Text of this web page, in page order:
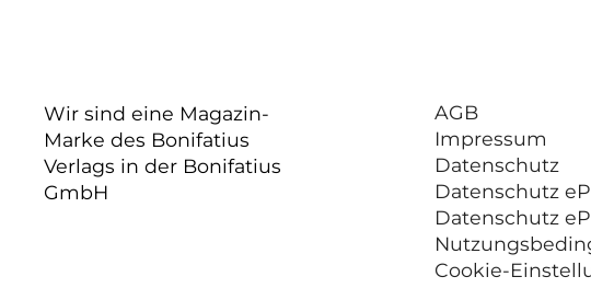
Wir sind eine Magazin-
Marke des Bonifatius
Verlags in der Bonifatius
GmbH
AGB
Impressum
Datenschutz
Datenschutz
Datenschutz
Cookie-